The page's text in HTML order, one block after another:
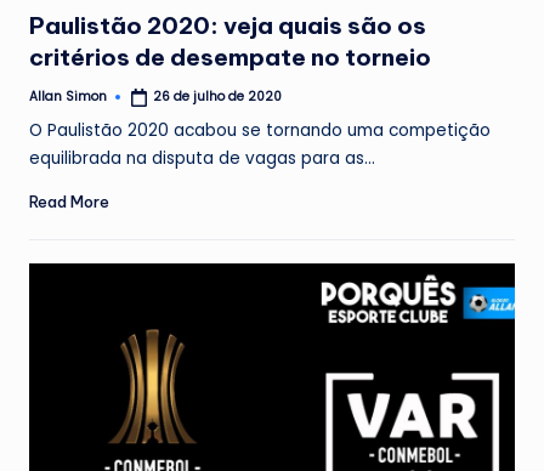
Paulistão 2020: veja quais são os
critérios de desempate no torneio
Posted
Allan Simon 26 de julho de 2020
O Paulistão 2020 acabou se tornando uma competição
equilibrada na disputa de vagas para as…
Read More